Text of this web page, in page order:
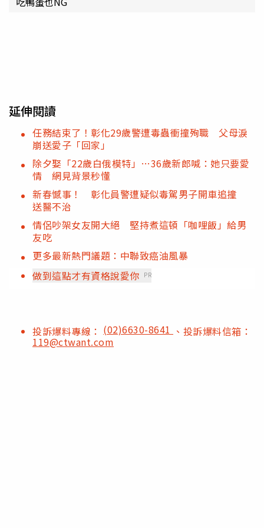
延伸閱讀
任務結束了！彰化29歲警遭毒蟲衝撞殉職 父母淚
崩送愛子「回家」
除夕娶「22歲白俄模特」…36歲新郎喊：她只要愛
情 網見背景秒懂
新春憾事！ 彰化員警遭疑似毒駕男子開車追撞
送醫不治
情侶吵架女友開大絕 堅持煮這頓「咖哩飯」給男
友吃
更多最新熱門議題：中聯致癌油風暴
做到這點才有資格說愛你 PR
投訴爆料專線： (02)6630-8641 、投訴爆料信箱：
119@ctwant.com